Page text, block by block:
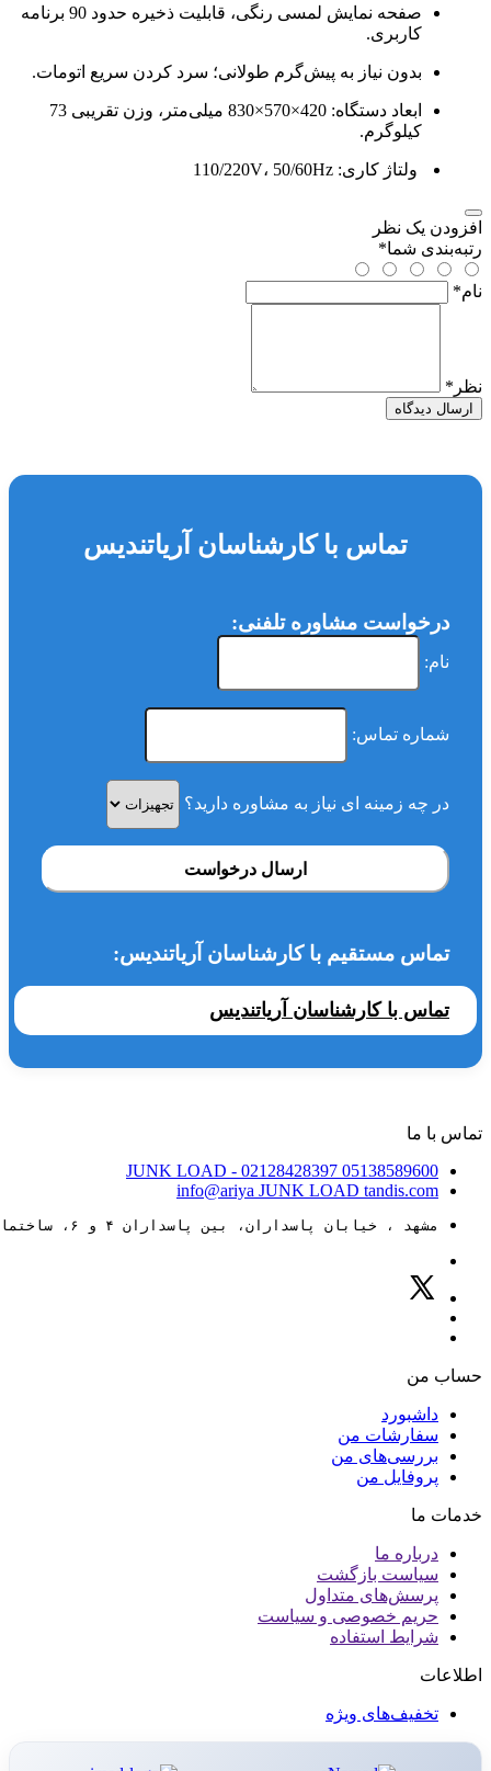
صفحه نمایش لمسی رنگی، قابلیت ذخیره حدود 90 برنامه
کاربری.
بدون نیاز به پیش‌گرم طولانی؛ سرد کردن سریع اتومات.
ابعاد دستگاه: 420×570×830 میلی‌متر، وزن تقریبی 73
کیلوگرم.
ولتاژ کاری: 110/220V، 50/60Hz
افزودن یک نظر
رتبه‌بندی شما*
نام*
نظر *
ارسال دیدگاه
تماس با کارشناسان آریاتندیس
درخواست مشاوره تلفنی:
نام:
شماره تماس:
در چه زمینه ای نیاز به مشاوره دارید؟
ارسال درخواست
تماس مستقیم با کارشناسان آریاتندیس:
تماس با کارشناسان آریاتندیس
تماس با ما
05138589600
JUNK LOAD - 02128428397
info@ariya JUNK LOAD tandis.com
مشهد ، خیابان پاسداران، بین پاسداران ۴ و ۶، ساختمان ۸۸
حساب من
داشبورد
سفارشات من
بررسی‌های من
پروفایل من
خدمات ما
درباره ما
سیاست بازگشت
پرسش‌های متداول
حریم خصوصی و سیاست
شرایط استفاده
اطلاعات
تخفیف‌های ویژه